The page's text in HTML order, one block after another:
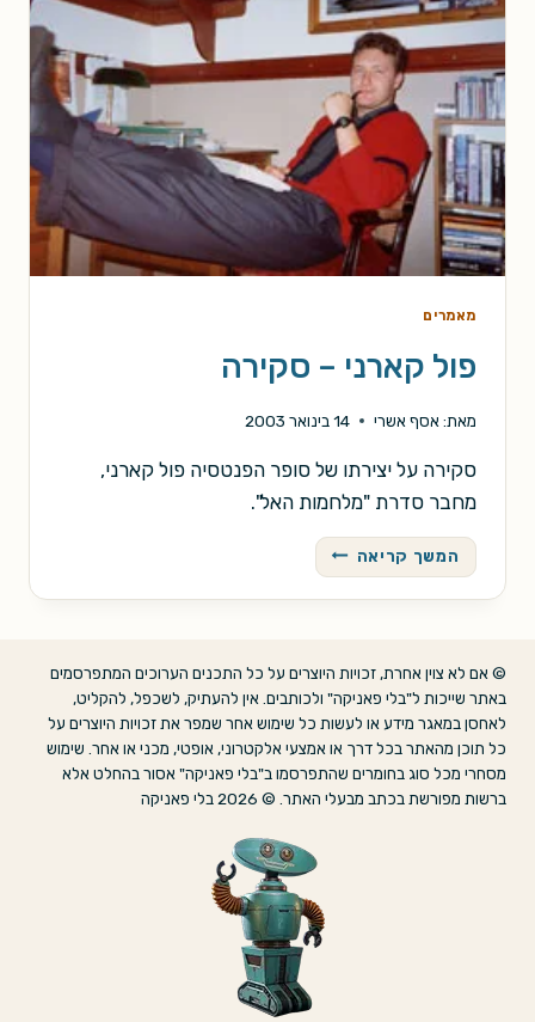
מאמרים
פול קארני – סקירה
מאת: אסף אשרי 14 בינואר 2003
סקירה על יצירתו של סופר הפנטסיה פול קארני,
מחבר סדרת "מלחמות האל".
המשך קריאה פול
קארני
–
© אם לא צוין אחרת, זכויות היוצרים על כל התכנים הערוכים המתפרסמים
באתר שייכות ל"בלי פאניקה" ולכותבים. אין להעתיק, לשכפל, להקליט,
לאחסן במאגר מידע או לעשות כל שימוש אחר שמפר את זכויות היוצרים על
כל תוכן מהאתר בכל דרך או אמצעי אלקטרוני, אופטי, מכני או אחר. שימוש
מסחרי מכל סוג בחומרים שהתפרסמו ב"בלי פאניקה" אסור בהחלט אלא
ברשות מפורשת בכתב מבעלי האתר. © 2026 בלי פאניקה